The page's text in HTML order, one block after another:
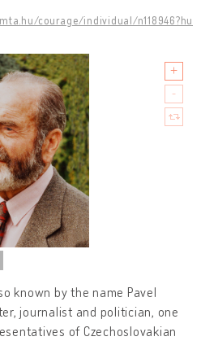
courage/individual/n118946?hu
known by the name Pavel
journalist and politician, one
of Czechoslovakian